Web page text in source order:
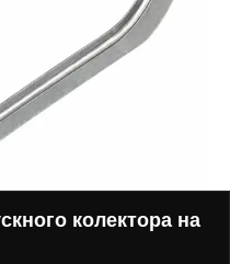
колектора на